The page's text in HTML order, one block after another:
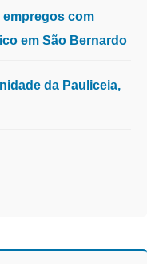
com
em São Bernardo
da Pauliceia,